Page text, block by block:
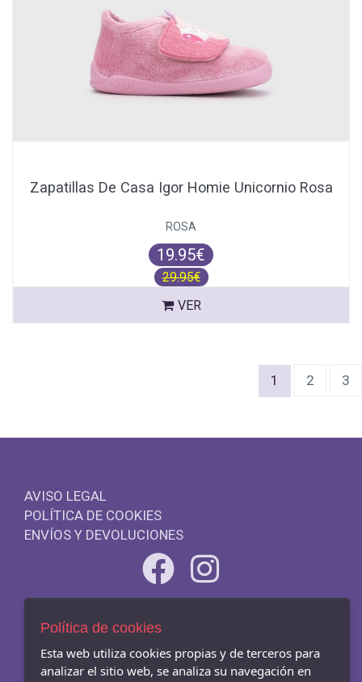
Zapatillas De Casa Igor Homie Unicornio Rosa
ROSA
19.95€
29.95€
VER
1 (current)
2 3
AVISO LEGAL
POLÍTICA DE COOKIES
ENVÍOS Y DEVOLUCIONES
933845003
Política de cookies
Esta web utiliza cookies propias y de terceros para
analizar el sitio web, se analiza su navegación en